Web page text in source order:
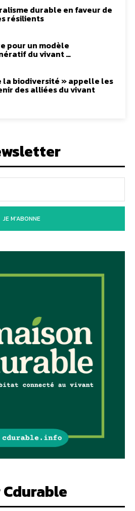
durable en faveur de
résilients
pour un modèle
du vivant …
la biodiversité » appelle les
des alliées du vivant
JE M'ABONNE
Cdurable